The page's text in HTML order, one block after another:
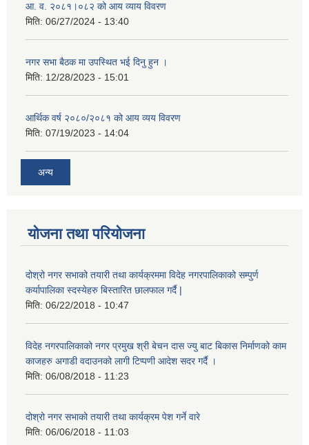
आ. व. २०८१।०८२ को आय व्याय विवरण
मिति: 06/27/2024 - 13:40
नगर सभा बैठक मा उपस्थित भई दिनु हुन ।
मिति: 12/28/2023 - 15:01
आर्थिक वर्ष २०८०/२०८१ को आय व्यय विवरण
मिति: 07/19/2023 - 14:04
अन्य
योजना तथा परियोजना
दोश्रो नगर सभाको तयारी तथा कार्यक्रममा विदेह नगरपालिकाको सम्पुर्ण
कर्यापालिका स्दस्येहरु बिस्तारित छालफाल गर्दै |
मिति: 06/22/2018 - 10:47
विदेह नगरपालिकाको नगर प्रमुख श्री बेचन दास ज्यु बाट बिकास निर्माणको काम
काजहरु अगाडी वदाउनको लागी टिप्पणी आदेश सदर गर्दै ।
मिति: 06/08/2018 - 11:23
दोश्रो नगर सभाको तयारी तथा कार्यक्रम पेश गर्ने वारे
मिति: 06/06/2018 - 11:03